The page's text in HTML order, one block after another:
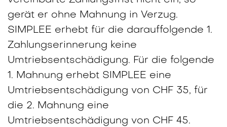
gerät er ohne Mahnung in Verzug.
SIMPLEE erhebt für die darauffolgende 1.
Zahlungserinnerung keine
Umtriebsentschädigung. Für die folgende
1. Mahnung erhebt SIMPLEE eine
Umtriebsentschädigung von CHF 35, für
die 2. Mahnung eine
Umtriebsentschädigung von CHF 45.